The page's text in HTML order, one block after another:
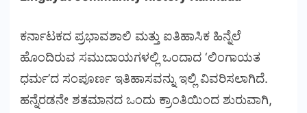
ಕರ್ನಾಟಕದ ಪ್ರಭಾವಶಾಲಿ ಮತ್ತು ಐತಿಹಾಸಿಕ ಹಿನ್ನೆಲೆ
ಹೊಂದಿರುವ ಸಮುದಾಯಗಳಲ್ಲಿ ಒಂದಾದ ‘ಲಿಂಗಾಯತ
ಧರ್ಮ’ದ ಸಂಪೂರ್ಣ ಇತಿಹಾಸವನ್ನು ಇಲ್ಲಿ ವಿವರಿಸಲಾಗಿದೆ.
ಹನ್ನೆರಡನೇ ಶತಮಾನದ ಒಂದು ಕ್ರಾಂತಿಯಿಂದ ಶುರುವಾಗಿ,